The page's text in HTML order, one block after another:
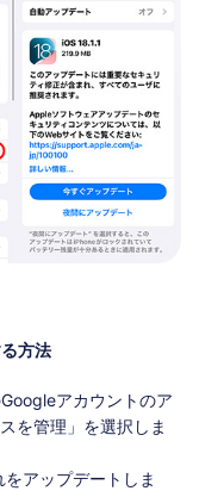
方法
アカウントのア
を管理」を選択しま
をアップデートしま